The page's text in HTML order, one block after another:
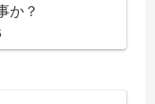
か？